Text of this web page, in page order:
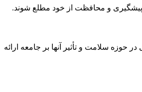
پیشگیری و محافظت از خود مطلع شوند.
سلامت و تأثیر آنها بر جامعه ارائه